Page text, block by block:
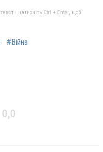
і натисніть Ctrl + Enter, щоб
#Війна
0,0